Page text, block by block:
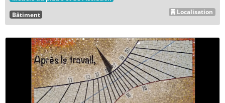
Bâtiment Localisation